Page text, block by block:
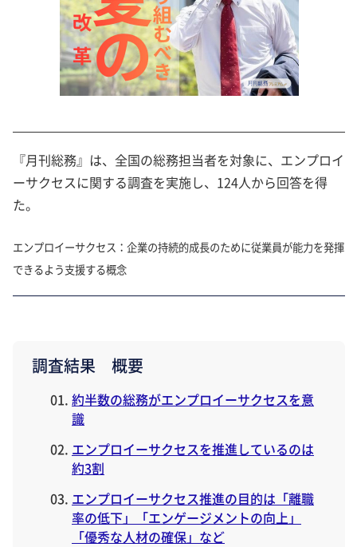
『月刊総務』は、全国の総務担当者を対象に、エンプロイ
ーサクセスに関する調査を実施し、124人から回答を得
た。
エンプロイーサクセス：企業の持続的成長のために従業員が能力を発揮
できるよう支援する概念
調査結果 概要
約半数の総務がエンプロイーサクセスを意
識
エンプロイーサクセスを推進しているのは
約3割
エンプロイーサクセス推進の目的は「離職
率の低下」「エンゲージメントの向上」
「優秀な人材の確保」など